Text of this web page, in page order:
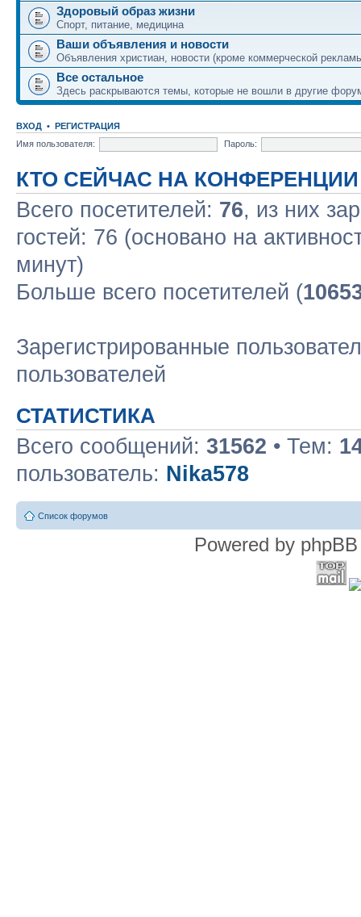
Здоровый образ жизни
Спорт, питание, медицина
Ваши объявления и новости
Объявления христиан, новости (кроме коммерческой
Все остальное
Здесь раскрываются темы, которые не вошли в другие
ВХОД • РЕГИСТРАЦИЯ
Имя пользователя:
Пароль:
КТО СЕЙЧАС НА КОНФЕРЕНЦИИ
Всего посетителей: 76, из них
гостей: 76 (основано на
минут)
Больше всего посетителей (
Зарегистрированные
пользователей
СТАТИСТИКА
Всего сообщений: 31562 • Тем:
пользователь: Nika578
Список форумов
Powered by